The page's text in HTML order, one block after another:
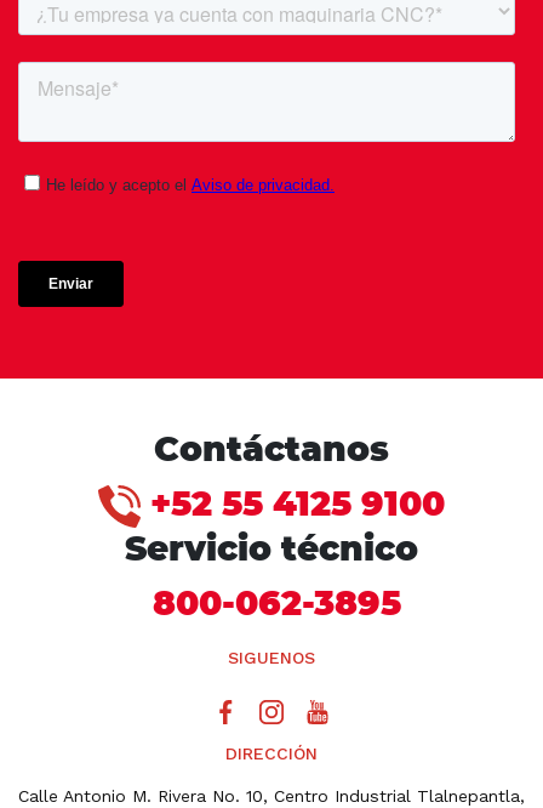
Contáctanos
+52 55 4125 9100
Servicio técnico
800-062-3895
SIGUENOS
DIRECCIÓN
Calle Antonio M. Rivera No. 10, Centro Industrial Tlalnepantla,